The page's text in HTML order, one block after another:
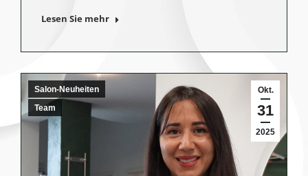
Lesen Sie mehr
Okt.
31
2025
Salon-Neuheiten
Team